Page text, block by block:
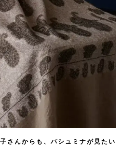
んからも、パシュミナが見たい